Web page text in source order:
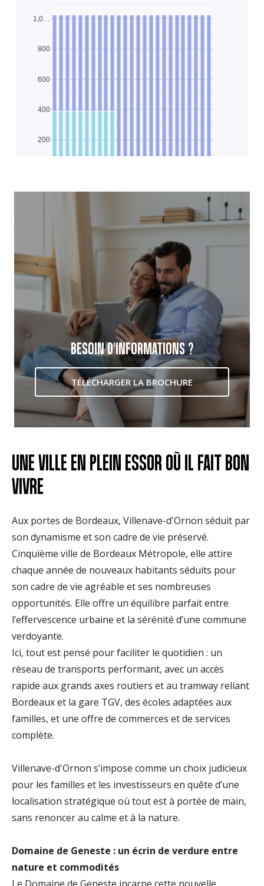
BESOIN D'INFORMATIONS ?
TÉLÉCHARGER LA BROCHURE
UNE VILLE EN PLEIN ESSOR OÙ IL FAIT BON
VIVRE
Aux portes de Bordeaux, Villenave-d'Ornon séduit par
son dynamisme et son cadre de vie préservé.
Cinquième ville de Bordeaux Métropole, elle attire
chaque année de nouveaux habitants séduits pour
son cadre de vie agréable et ses nombreuses
opportunités. Elle offre un équilibre parfait entre
l’effervescence urbaine et la sérénité d’une commune
verdoyante.
Ici, tout est pensé pour faciliter le quotidien : un
réseau de transports performant, avec un accès
rapide aux grands axes routiers et au tramway reliant
Bordeaux et la gare TGV, des écoles adaptées aux
familles, et une offre de commerces et de services
complète.
Villenave-d'Ornon s’impose comme un choix judicieux
pour les familles et les investisseurs en quête d’une
localisation stratégique où tout est à portée de main,
sans renoncer au calme et à la nature.
Domaine de Geneste : un écrin de verdure entre
nature et commodités